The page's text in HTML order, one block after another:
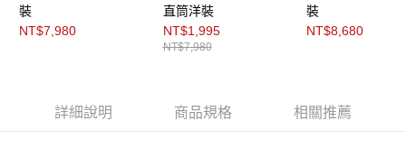
裝
NT$7,980
直筒洋裝
NT$1,995
NT$7,980
裝
NT$8,680
詳細說明 商品規格 相關推薦